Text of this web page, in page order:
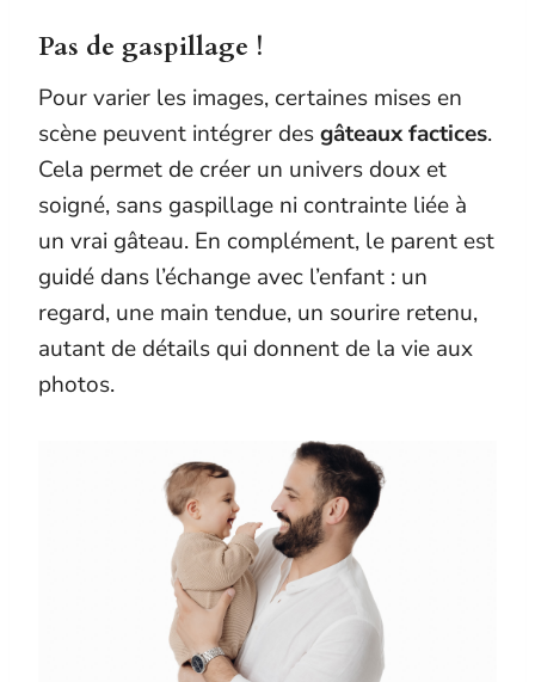
Pas de gaspillage !
Pour varier les images, certaines mises en
scène peuvent intégrer desgâteaux factices.
Cela permet de créer un univers doux et
soigné, sans gaspillage ni contrainte liée à
un vrai gâteau. En complément, le parent est
guidé dans l’échange avec l’enfant : un
regard, une main tendue, un sourire retenu,
autant de détails qui donnent de la vie aux
photos.